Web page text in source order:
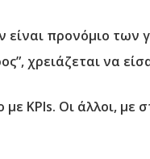
είναι προνόμιο
χρειάζεται να
KPIs. Οι άλλοι, με